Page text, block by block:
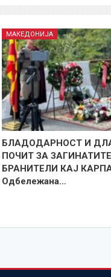
МАКЕДОНИЈА
БЛАДОДАРНОСТ И
ПОЧИТ ЗА ЗАГИНАТИТЕ
БРАНИТЕЛИ КАЈ
Одбележана…